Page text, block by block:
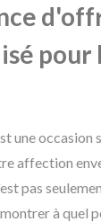
pour
une
affection
pas
à quel